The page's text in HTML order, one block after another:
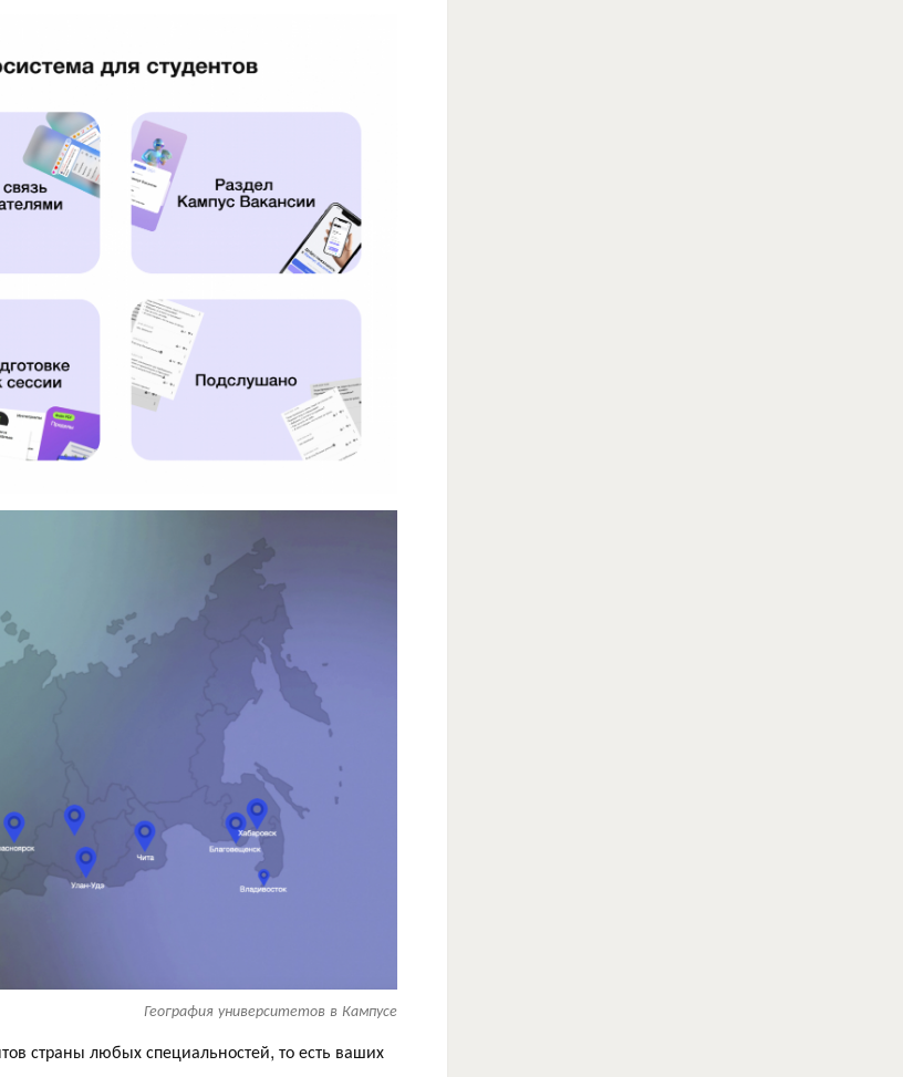
География университетов в Кампусе
страны любых специальностей, то есть ваших